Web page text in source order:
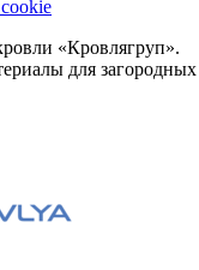
«Кровлягруп».
для